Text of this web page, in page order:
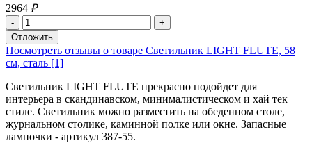
2964 ₽
Посмотреть отзывы о товаре Светильник LIGHT FLUTE, 58
см, сталь [1]
Светильник LIGHT FLUTE прекрасно подойдет для
интерьера в скандинавском, минималистическом и хай тек
стиле. Светильник можно разместить на обеденном столе,
журнальном столике, каминной полке или окне. Запасные
лампочки - артикул 387-55.